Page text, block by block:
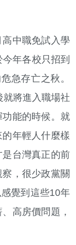
中職免試入學
年各校只招到
急存亡之秋。
將進入職場社
能的時候。就
年輕人什麼樣
台灣真正的前
，很少政黨關
覺到這些10年
高房價問題，